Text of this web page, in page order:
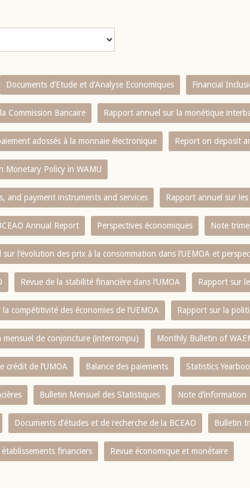
Documents d’Etude et d’Analyse Economiques Financial
Commission Bancaire Rapport annuel sur la monétique
adossés à la monnaie électronique Report on deposit
Monetary Policy in WAMU
and payment instruments and services Rapport annuel sur
Annual Report Perspectives économiques Note
l‘évolution des prix à la consommation dans l‘UEMOA et
Revue de la stabilité financière dans l‘UMOA Rapport sur
compétitivité des économies de l‘UEMOA Rapport sur la
mensuel de conjoncture (interrompu) Monthly Bulletin of
crédit de l‘UMOA Balance des paiements Statistics
Bulletin Mensuel des Statistiques Note d’information
Documents d’études et de recherche de la BCEAO Bulletin
financiers Revue économique et monétaire